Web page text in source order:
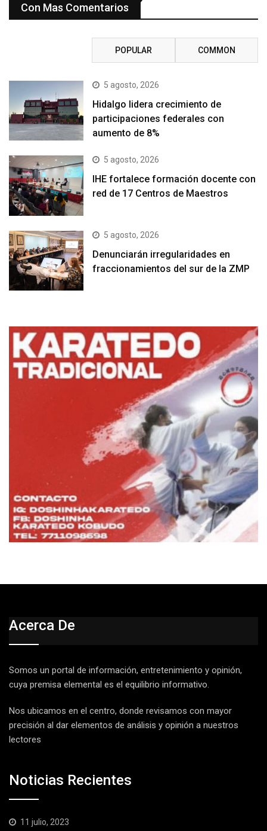
Con Mas Comentarios
POPULAR COMMON
5 agosto, 2026
Hidalgo lidera crecimiento de
participaciones federales con
aumento de 8%
5 agosto, 2026
IHE fortalece formación docente con
red de 17 Centros de Maestros
5 agosto, 2026
Denunciarán irregularidades en
fraccionamientos del sur de la ZMP
Acerca De
Somos un portal de información, entretenimiento y opinión,
cuya premisa elemental es el equilibrio informativo.
Nos ubicamos en el centro, donde revisamos con mayor
precisión al dar elementos de análisis y opinión a nuestros
lectores
Noticias Recientes
11 julio, 2023